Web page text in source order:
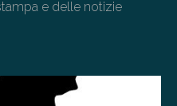
e delle notizie